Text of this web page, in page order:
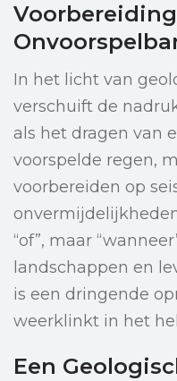
In het licht van
verschuift de
als het dragen van
voorspelde regen,
voorbereiden op
“of”, maar
landschappen en
is een dringende
weerklinkt in het
Een